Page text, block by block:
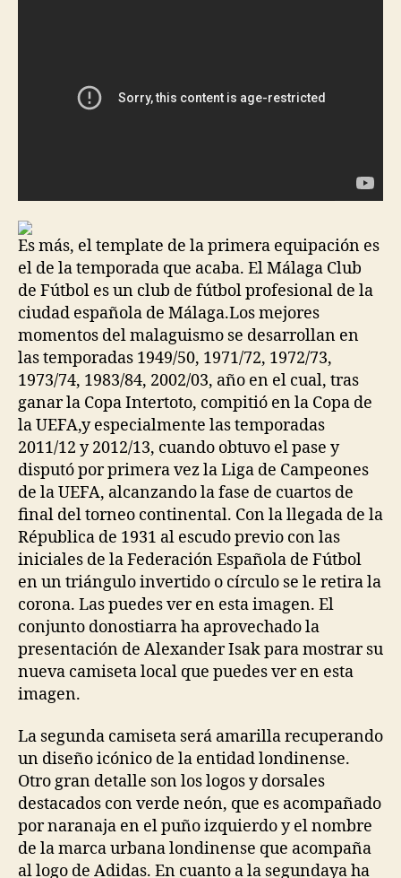
Es más, el template de la primera equipación es
el de la temporada que acaba. El Málaga Club
de Fútbol es un club de fútbol profesional de la
ciudad española de Málaga.Los mejores
momentos del malaguismo se desarrollan en
las temporadas 1949/50, 1971/72, 1972/73,
1973/74, 1983/84, 2002/03, año en el cual, tras
ganar la Copa Intertoto, compitió en la Copa de
la UEFA,y especialmente las temporadas
2011/12 y 2012/13, cuando obtuvo el pase y
disputó por primera vez la Liga de Campeones
de la UEFA, alcanzando la fase de cuartos de
final del torneo continental. Con la llegada de la
Républica de 1931 al escudo previo con las
iniciales de la Federación Española de Fútbol
en un triángulo invertido o círculo se le retira la
corona. Las puedes ver en esta imagen. El
conjunto donostiarra ha aprovechado la
presentación de Alexander Isak para mostrar su
nueva camiseta local que puedes ver en esta
imagen.
La segunda camiseta será amarilla recuperando
un diseño icónico de la entidad londinense.
Otro gran detalle son los logos y dorsales
destacados con verde neón, que es acompañado
por naranaja en el puño izquierdo y el nombre
de la marca urbana londinense que acompaña
al logo de Adidas. En cuanto a la segundaya ha